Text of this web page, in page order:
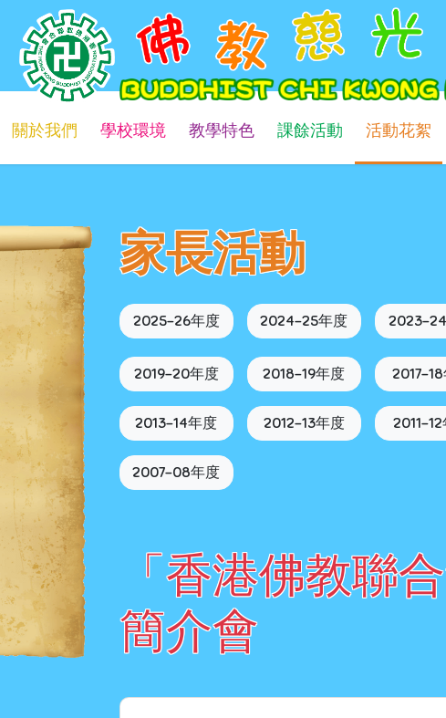
關於我們 學校環境 教學特色 課餘活動 活動花絮
家長活動
2025-26年度 2024-25年度 2023-
2019-20年度 2018-19年度 2017-
2013-14年度 2012-13年度 2011-
2007-08年度
「香港佛教聯
簡介會